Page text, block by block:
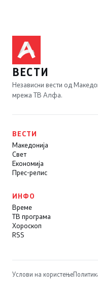
ВЕСТИ
Независни вести од
мрежа ТВ Алфа.
ВЕСТИ
Македонија
Свет
Економија
Прес-релис
ИНФО
Време
ТВ програма
Хороскоп
RSS
Услови на користење